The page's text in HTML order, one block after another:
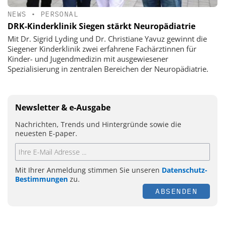
NEWS • PERSONAL
DRK-Kinderklinik Siegen stärkt Neuropädiatrie
Mit Dr. Sigrid Lyding und Dr. Christiane Yavuz gewinnt die
Siegener Kinderklinik zwei erfahrene Fachärztinnen für
Kinder- und Jugendmedizin mit ausgewiesener
Spezialisierung in zentralen Bereichen der Neuropädiatrie.
Newsletter & e-Ausgabe
Nachrichten, Trends und Hintergründe sowie die
neuesten E-paper.
Mit Ihrer Anmeldung stimmen Sie unseren Datenschutz-
Bestimmungen zu.
ABSENDEN